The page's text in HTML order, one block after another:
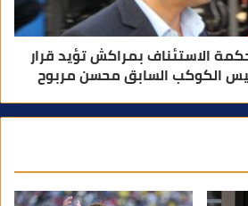
الاستئناف بمراكش تؤيد قرار
الكوكب السابق محسن مربوح